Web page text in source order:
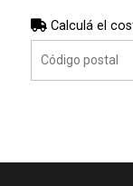
Calculá el